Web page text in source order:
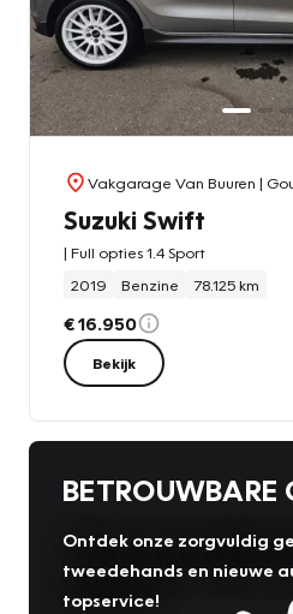
Vakgarage Van Buuren |
Suzuki Swift
| Full opties 1.4 Sport
2019
Benzine 78.125 km
€ 16.950
Bekijk
BETROUWBARE
Ontdek onze zorgvuldig
tweedehands en nieuwe
topservice!